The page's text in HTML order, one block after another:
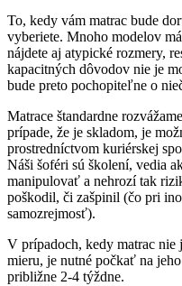
To, kedy vám matrac bude
vyberiete. Mnoho modelov
nájdete aj atypické rozmery,
kapacitných dôvodov nie je
bude preto pochopiteľne o
Matrace štandardne
prípade, že je skladom, je
prostredníctvom kuriérskej
Náši šoféri sú školení, vedia
manipulovať a nehrozí tak
poškodil, či zašpinil (čo pri
samozrejmosť).
V prípadoch, kedy matrac nie
mieru, je nutné počkať na
približne 2-4 týždne.